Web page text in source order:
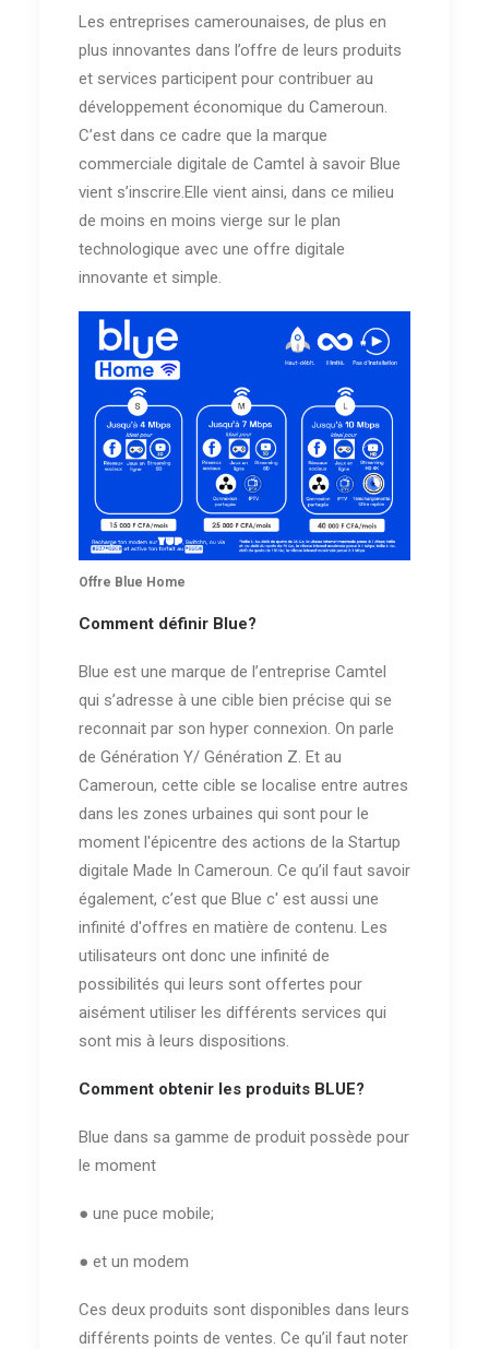
Les entreprises camerounaises, de plus en
plus innovantes dans l’offre de leurs produits
et services participent pour contribuer au
développement économique du Cameroun.
C’est dans ce cadre que la marque
commerciale digitale de Camtel à savoir Blue
vient s’inscrire.Elle vient ainsi, dans ce milieu
de moins en moins vierge sur le plan
technologique avec une offre digitale
innovante et simple.
Offre Blue Home
Comment définir Blue?
Blue est une marque de l’entreprise Camtel
qui s’adresse à une cible bien précise qui se
reconnait par son hyper connexion. On parle
de Génération Y/ Génération Z. Et au
Cameroun, cette cible se localise entre autres
dans les zones urbaines qui sont pour le
moment l'épicentre des actions de la Startup
digitale Made In Cameroun. Ce qu’il faut savoir
également, c’est que Blue c' est aussi une
infinité d'offres en matière de contenu. Les
utilisateurs ont donc une infinité de
possibilités qui leurs sont offertes pour
aisément utiliser les différents services qui
sont mis à leurs dispositions.
Comment obtenir les produits BLUE?
Blue dans sa gamme de produit possède pour
le moment
● une puce mobile;
● et un modem
Ces deux produits sont disponibles dans leurs
différents points de ventes. Ce qu’il faut noter